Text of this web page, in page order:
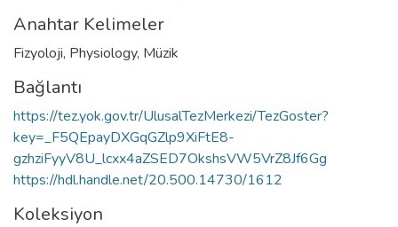
Anahtar Kelimeler
Fizyoloji, Physiology, Müzik
Bağlantı
https://tez.yok.gov.tr/UlusalTezMerkezi/TezGoster?
key=_F5QEpayDXGqGZlp9XiFtE8-
gzhziFyyV8U_lcxx4aZSED7OkshsVW5VrZ8Jf6Gg
https://hdl.handle.net/20.500.14730/1612
Koleksiyon